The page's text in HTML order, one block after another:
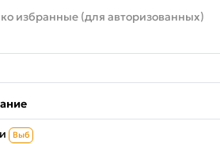
избранные (для авторизованных)
Выб